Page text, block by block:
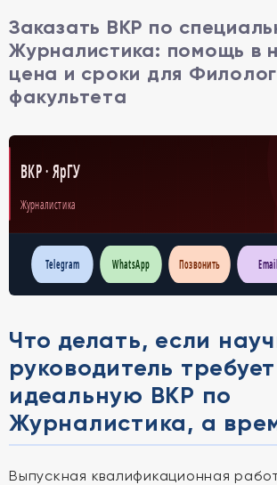
Заказать ВКР по
Журналистика: помощь в
цена и сроки для
факультета
ВКР · ЯрГУ
Журналистика
Telegram WhatsApp Позвонить Email
Что делать, если
руководитель требует
идеальную ВКР по
Журналистика, а
Выпускная квалификационная